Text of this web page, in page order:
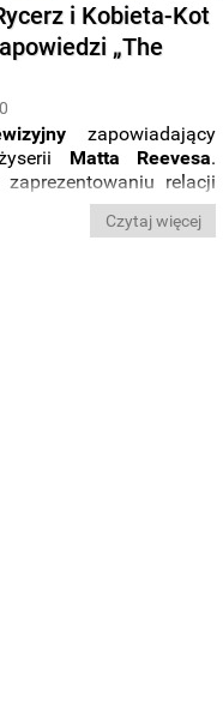
i Kobieta-Kot
„The
0
zapowiadający
Matta Reevesa.
relacji
granych przez
Czytaj więcej